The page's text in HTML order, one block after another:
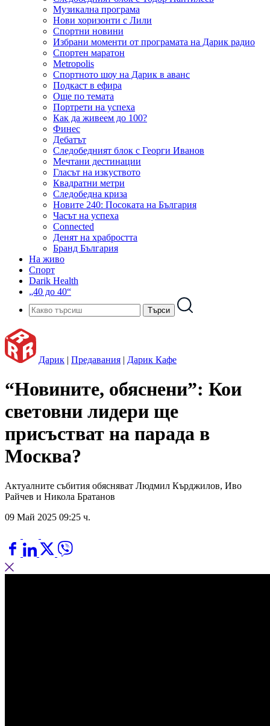
Музикална програма
Нови хоризонти с Лили
Спортни новини
Избрани моменти от програмата на Дарик радио
Спортен маратон
Metropolis
Спортното шоу на Дарик в аванс
Подкаст в ефира
Още по темата
Портрети на успеха
Как да живеем до 100?
Финес
Дебатът
Следобедният блок с Георги Иванов
Мечтани дестинации
Гласът на изкуството
Квадратни метри
Следобедна криза
Новите 240: Посоката на България
Часът на успеха
Connected
Денят на храбростта
Бранд България
На живо
Спорт
Darik Health
„40 до 40“
Дарик | Предавания | Дарик Кафе
“Новините, обяснени”: Кои
световни лидери ще
присъстват на парада в
Москва?
Актуалните събития обясняват Людмил Кърджилов, Иво
Райчев и Никола Братанов
09 Май 2025 09:25 ч.